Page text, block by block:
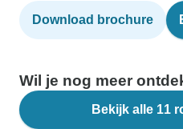
Download brochure
Wil je nog meer
Bekijk alle 11